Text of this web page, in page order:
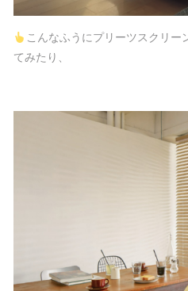
こんなふうにプリーツスクリー
てみたり、